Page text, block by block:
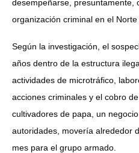
desempeñarse, presuntamente,
organización criminal en el Norte
Según la investigación, el
años dentro de la estructura
actividades de microtráfico,
acciones criminales y el cobro
cultivadores de papa, un
autoridades, movería alrededor
mes para el grupo armado.